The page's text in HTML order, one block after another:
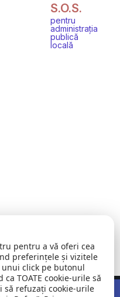
S.O.S.
pentru
administrația
publică
locală
pentru a vă oferi cea
preferințele și vizitele
click pe butonul
TOATE cookie-urile să
să refuzați cookie-urile